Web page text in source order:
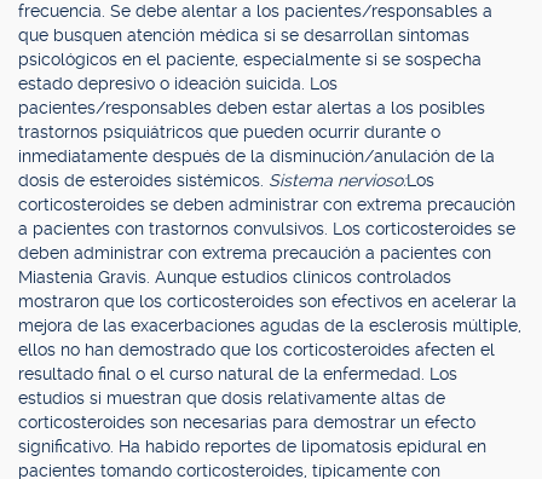
frecuencia. Se debe alentar a los pacientes/responsables a
que busquen atención médica si se desarrollan síntomas
psicológicos en el paciente, especialmente si se sospecha
estado depresivo o ideación suicida. Los
pacientes/responsables deben estar alertas a los posibles
trastornos psiquiátricos que pueden ocurrir durante o
inmediatamente después de la disminución/anulación de la
dosis de esteroides sistémicos. Sistema nervioso:Los
corticosteroides se deben administrar con extrema precaución
a pacientes con trastornos convulsivos. Los corticosteroides se
deben administrar con extrema precaución a pacientes con
Miastenia Gravis. Aunque estudios clínicos controlados
mostraron que los corticosteroides son efectivos en acelerar la
mejora de las exacerbaciones agudas de la esclerosis múltiple,
ellos no han demostrado que los corticosteroides afecten el
resultado final o el curso natural de la enfermedad. Los
estudios si muestran que dosis relativamente altas de
corticosteroides son necesarias para demostrar un efecto
significativo. Ha habido reportes de lipomatosis epidural en
pacientes tomando corticosteroides, típicamente con